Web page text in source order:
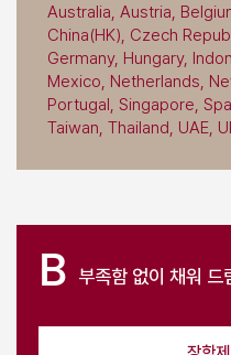
Australia, Austria,
China(HK), Czech
Germany, Hungary,
Mexico, Netherlands,
Portugal, Singapore,
Taiwan, Thailand, UAE,
B 부족함 없이 채워 드